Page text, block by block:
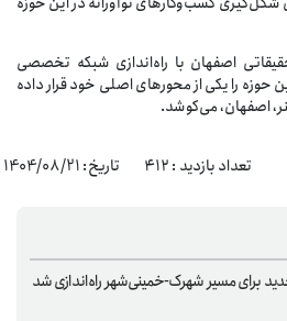
اصفهان با راه‌اندازی شبكه ‌تخصصی
را یکی از محورهای اصلی خود قرار داده
اصفهان، می‌کوشد.
تعداد بازدید : ۴۱۲ تاریخ: 1404/08/21
مسیر شهرک-خمینی‌شهر راه‌اندازی شد